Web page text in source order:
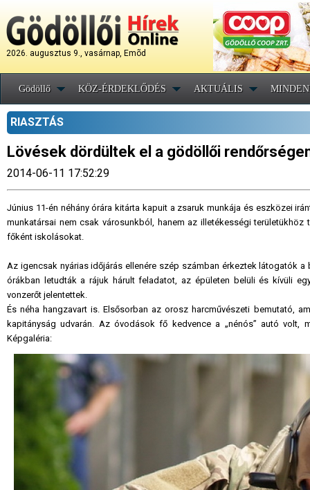
2026. augusztus 9., vasárnap, Emõd
Gödöllő KÖZ-ÉRDEKLŐDÉS AKTUÁLIS
RIASZTÁS
Lövések dördültek el a gödöllői
2014-06-11 17:52:29
Június 11-én néhány órára kitárta kapuit a zsaruk munkája és eszközei
munkatársai nem csak városunkból, hanem az illetékességi
főként iskolásokat.
Az igencsak nyárias időjárás ellenére szép számban érkeztek látogatók
órákban letudták a rájuk hárult feladatot, az épületen belüli és kívüli
vonzerőt jelentettek.
És néha hangzavart is. Elsősorban az orosz harcművészeti bemutató,
kapitányság udvarán. Az óvodások fő kedvence a „nénós” autó
Képgaléria: